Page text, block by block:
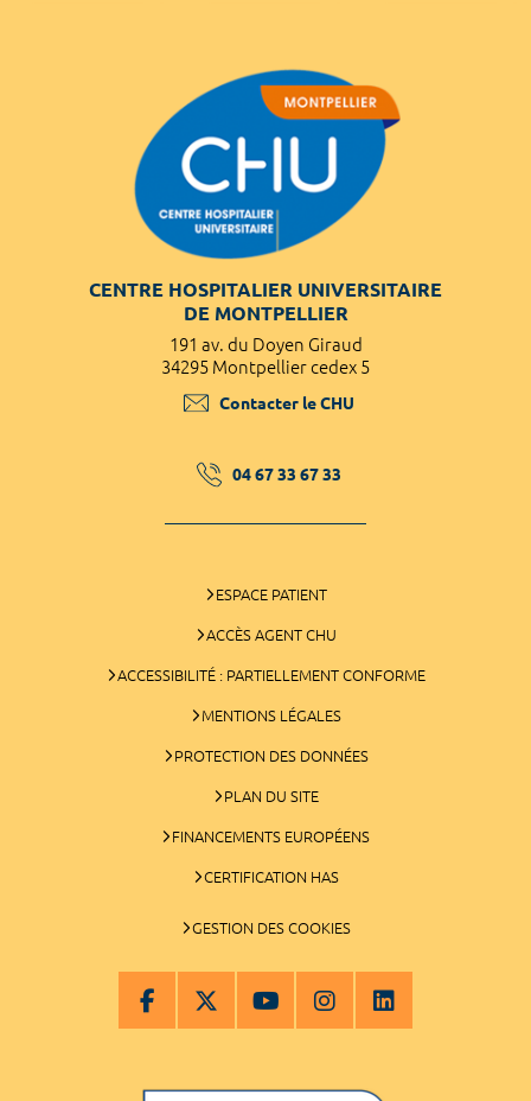
CENTRE HOSPITALIER UNIVERSITAIRE
DE MONTPELLIER
191 av. du Doyen Giraud
34295 Montpellier cedex 5
Contacter le CHU
04 67 33 67 33
ESPACE PATIENT
ACCÈS AGENT CHU
ACCESSIBILITÉ : PARTIELLEMENT CONFORME
MENTIONS LÉGALES
PROTECTION DES DONNÉES
PLAN DU SITE
FINANCEMENTS EUROPÉENS
CERTIFICATION HAS
GESTION DES COOKIES